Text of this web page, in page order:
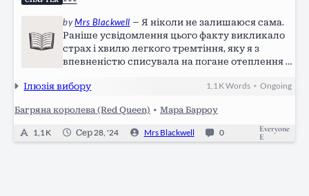
byMrs Blackwell — Я ніколи не залишаюся сама.
Раніше усвідомлення цього факту викликало
страх і хвилю легкого тремтіння, яку я з
впевненістю списувала на погане отеплення в
невблаганно приближувалася, а тремтіння так
Ілюзія вибору 1,1 KWords •Ongoing
Багряна королева (Red Queen) • Мара Барроу
1,1 K Сер 28, '24 Mrs Blackwell 0
Everyone
E